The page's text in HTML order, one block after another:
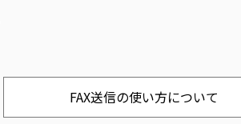
FAX送信の使い方について